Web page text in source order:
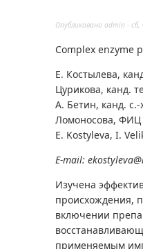
Опубликовано admin -
Complex enzyme
Е. Костылева,
Цурикова, канд.
А. Бетин, канд.
Ломоносова, ФИЦ
E. Kostyleva, I.
E-mail:
Изучена
происхождения,
включении
применяемым